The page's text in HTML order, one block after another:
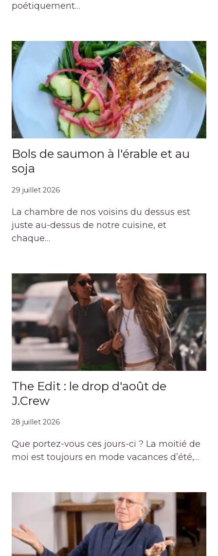
poétiquement…
Bols de saumon à l'érable et au
soja
29 juillet 2026
La chambre de nos voisins du dessus est
juste au-dessus de notre cuisine, et
chaque…
The Edit : le drop d'août de
J.Crew
28 juillet 2026
Que portez-vous ces jours-ci ? La moitié de
moi est toujours en mode vacances d’été,…